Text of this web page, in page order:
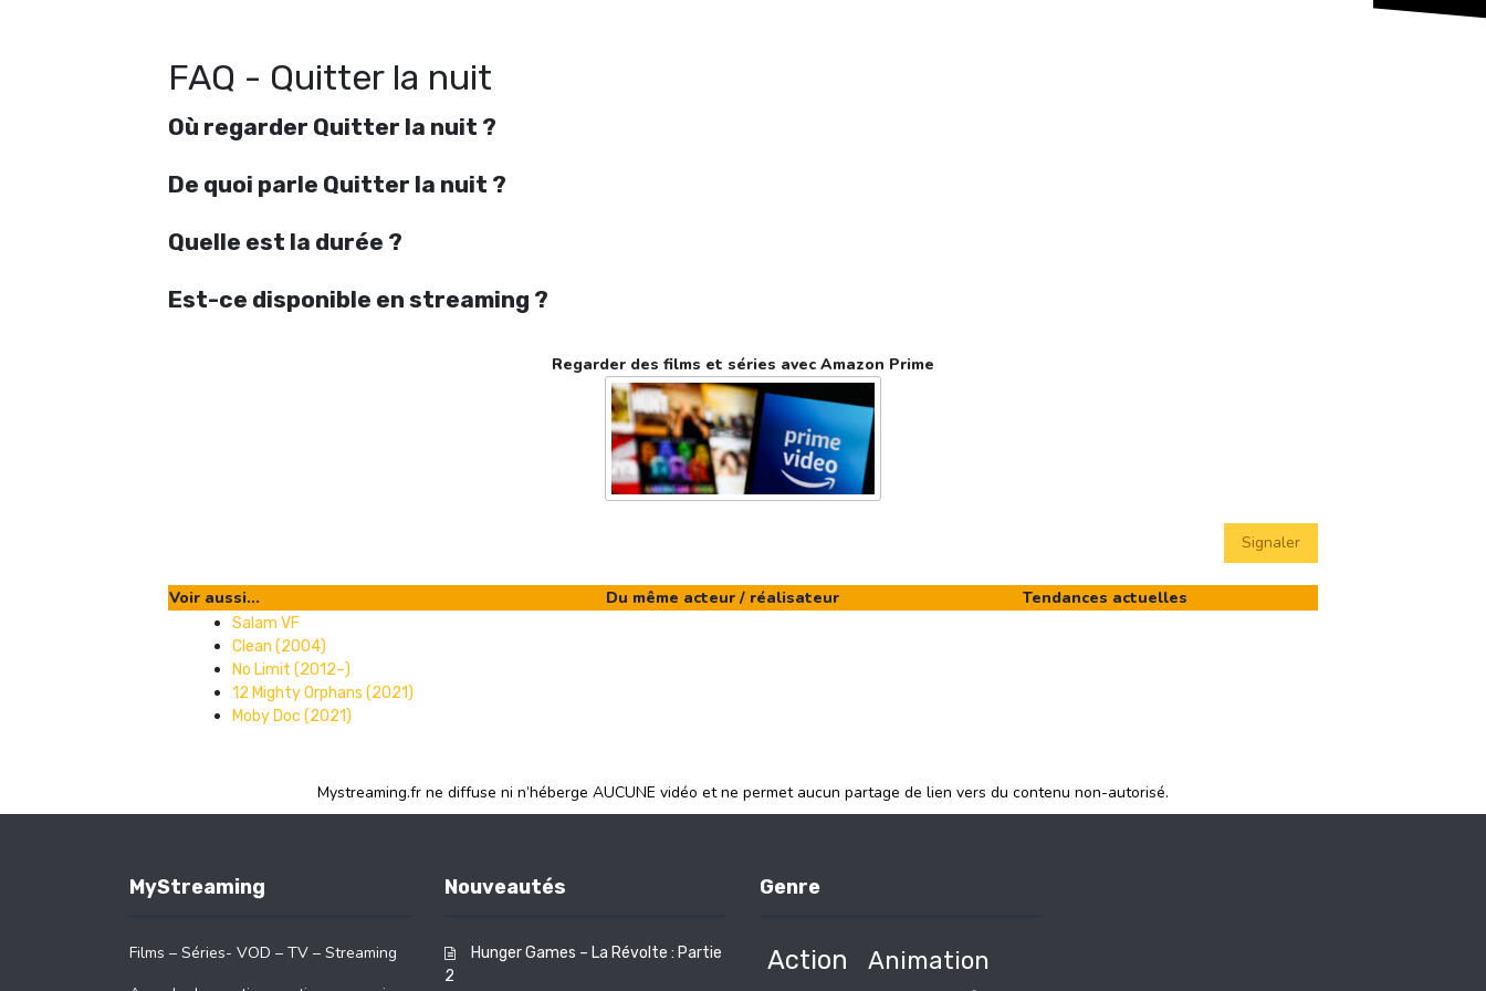
FAQ - Quitter la nuit
Où regarder Quitter la nuit ?
De quoi parle Quitter la nuit ?
Quelle est la durée ?
Est-ce disponible en streaming ?
Regarder des films et séries avec Amazon Prime
Signaler
Voir aussi... Du même acteur / réalisateur Tendances actuelles
Salam VF
Clean (2004)
No Limit (2012–)
12 Mighty Orphans (2021)
Moby Doc (2021)
Mystreaming.fr ne diffuse ni n’héberge AUCUNE vidéo et ne permet aucun partage de lien vers du contenu non-autorisé.
MyStreaming
Films – Séries- VOD – TV – Streaming
Nouveautés
Hunger Games – La Révolte : Partie
2
Genre
Action
Animation